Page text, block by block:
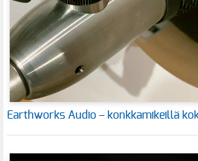
Earthworks Audio – konkkamikeillä